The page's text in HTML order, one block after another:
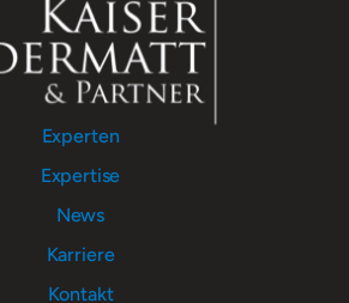
Experten
Expertise
News
Karriere
Kontakt